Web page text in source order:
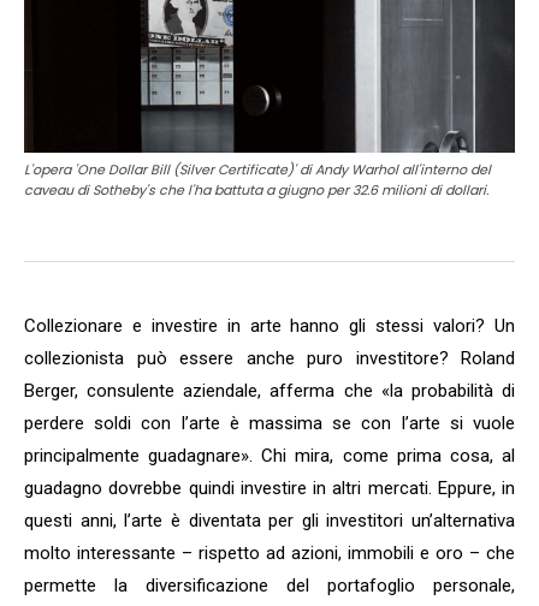
L'opera 'One Dollar Bill (Silver Certificate)' di Andy Warhol all'interno del
caveau di Sotheby's che l'ha battuta a giugno per 32.6 milioni di dollari.
Collezionare e investire in arte hanno gli stessi valori? Un
collezionista può essere anche puro investitore? Roland
Berger, consulente aziendale, afferma che «la probabilità di
perdere soldi con l’arte è massima se con l’arte si vuole
principalmente guadagnare». Chi mira, come prima cosa, al
guadagno dovrebbe quindi investire in altri mercati. Eppure, in
questi anni, l’arte è diventata per gli investitori un’alternativa
molto interessante – rispetto ad azioni, immobili e oro – che
permette la diversificazione del portafoglio personale,